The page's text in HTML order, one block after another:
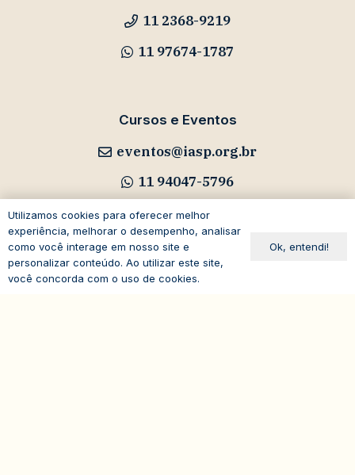
11 2368-9219
11 97674-1787
Cursos e Eventos
eventos@iasp.org.br
11 94047-5796
Avenida Paulista, 1294
Utilizamos cookies para oferecer melhor
experiência, melhorar o desempenho, analisar
como você interage em nosso site e
personalizar conteúdo. Ao utilizar este site,
você concorda com o uso de cookies.
Ok, entendi!